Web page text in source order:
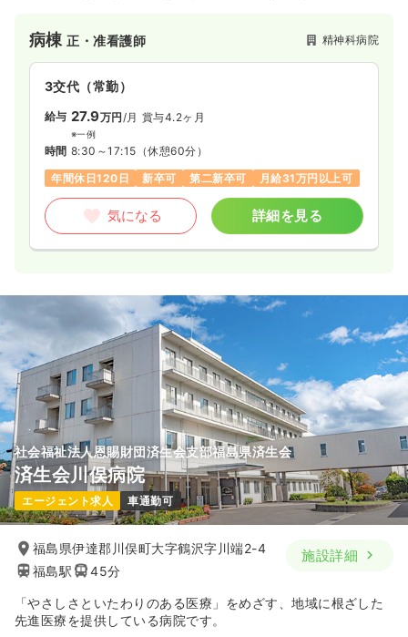
病棟正・准看護師 精神科病院
3交代（常勤）
給与 27.9万円/月 賞与4.2ヶ月
※一例
時間 8:30～17:15 （休憩60分）
年間休日120日
新卒可 第二新卒可 月給31万円以上可
気になる 詳細を見る
社会福祉法人恩賜財団済生会支部福島県済生会
済生会川俣病院
エージェント求人 車通勤可
福島県伊達郡川俣町大字鶴沢字川端2-4
福島駅
45分
施設詳細
「やさしさといたわりのある医療」をめざす、地域に根ざした
先進医療を提供している病院です。